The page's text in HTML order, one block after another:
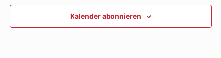
Kalender abonnieren